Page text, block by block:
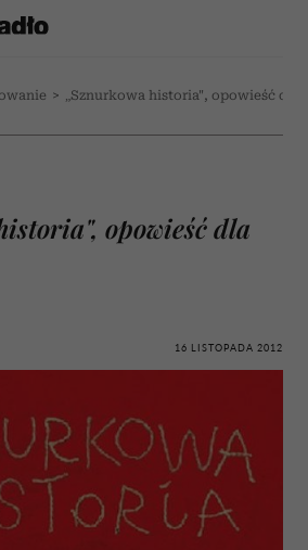
> „Sznurkowa historia", opowieść dla
opowieść dla
16 LISTOPADA 2012